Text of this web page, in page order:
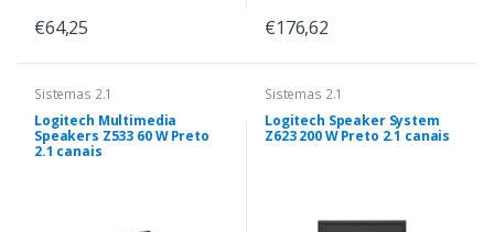
€64,25 €176,62
Sistemas 2.1
Logitech Multimedia
Speakers Z533 60 W Preto
2.1 canais
Sistemas 2.1
Logitech Speaker System
Z623 200 W Preto 2.1 canais